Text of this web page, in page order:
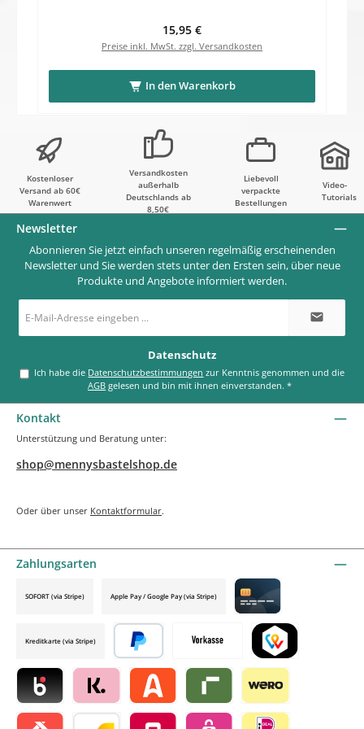
Regulärer Preis:
15,95 €
Preise inkl. MwSt. zzgl. Versandkosten
In den Warenkorb
Kostenloser
Versand ab 60€
Warenwert
Versandkosten
außerhalb
Deutschlands ab
8,50€
Liebevoll
verpackte
Bestellungen
Video-
Tutorials
Newsletter
Abonnieren Sie jetzt einfach unseren regelmäßig erscheinenden
Newsletter und Sie werden stets unter den Ersten sein, über neue
Produkte und Angebote informiert werden.
E-
Mail-
*
Datenschutz
Ich habe die Datenschutzbestimmungen
AGB gelesen und bin mit ihnen einverstanden.*
Kontakt
Unterstützung und Beratung unter:
shop@mennysbastelshop.de
Oder über unser Kontaktformular.
Zahlungsarten
Vorkasse TWINT by mollie
Blik by mollieKlarna by mollieAlma by mollieRiverty by mollie
Wero
SOFORT (via Stripe) Apple Pay / Google Pay (via Stripe)
Credit card by mollie
Kreditkarte (via Stripe)
Später bezahlen